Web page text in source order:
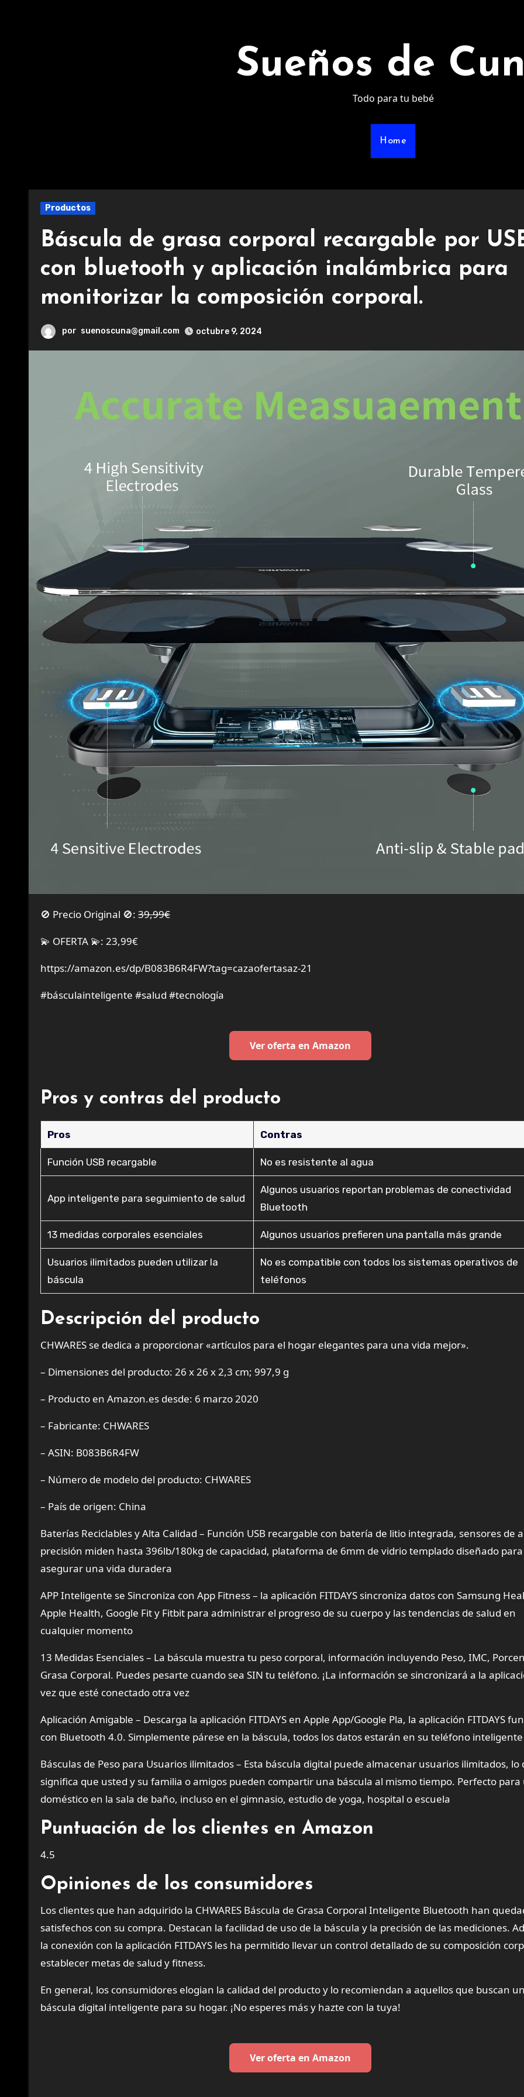
Sueños de
Todo para tu bebé
Home
Productos
Báscula de grasa corporal recargable por
con bluetooth y aplicación inalámbrica para
monitorizar la composición corporal.
por suenoscuna@gmail.com octubre 9, 2024
🚫 Precio Original 🚫: 39,99€
💫 OFERTA 💫: 23,99€
https://amazon.es/dp/B083B6R4FW?tag=cazaofertasaz-21
#básculainteligente #salud #tecnología
Ver oferta en Amazon
Pros y contras del producto
Pros Contras
Función USB recargable No es resistente al agua
App inteligente para seguimiento de salud
Algunos usuarios reportan problemas de conectividad
Bluetooth
13 medidas corporales esenciales Algunos usuarios prefieren una pantalla más grande
Usuarios ilimitados pueden utilizar la
báscula
No es compatible con todos los sistemas operativos de
teléfonos
Descripción del producto
CHWARES se dedica a proporcionar «artículos para el hogar elegantes para una vida mejor».
– Dimensiones del producto: 26 x 26 x 2,3 cm; 997,9 g
– Producto en Amazon.es desde: 6 marzo 2020
– Fabricante: CHWARES
– ASIN: B083B6R4FW
– Número de modelo del producto: CHWARES
– País de origen: China
Baterías Reciclables y Alta Calidad – Función USB recargable con batería de litio integrada, sensores de
precisión miden hasta 396lb/180kg de capacidad, plataforma de 6mm de vidrio templado diseñado para
asegurar una vida duradera
APP Inteligente se Sincroniza con App Fitness – la aplicación FITDAYS sincroniza datos con Samsung
Apple Health, Google Fit y Fitbit para administrar el progreso de su cuerpo y las tendencias de salud en
cualquier momento
13 Medidas Esenciales – La báscula muestra tu peso corporal, información incluyendo Peso, IMC,
Grasa Corporal. Puedes pesarte cuando sea SIN tu teléfono. ¡La información se sincronizará a la
vez que esté conectado otra vez
Aplicación Amigable – Descarga la aplicación FITDAYS en Apple App/Google Pla, la aplicación FITDAYS
con Bluetooth 4.0. Simplemente párese en la báscula, todos los datos estarán en su teléfono inteligente
Básculas de Peso para Usuarios ilimitados – Esta báscula digital puede almacenar usuarios ilimitados, lo
significa que usted y su familia o amigos pueden compartir una báscula al mismo tiempo. Perfecto para
doméstico en la sala de baño, incluso en el gimnasio, estudio de yoga, hospital o escuela
Puntuación de los clientes en Amazon
4.5
Opiniones de los consumidores
Los clientes que han adquirido la CHWARES Báscula de Grasa Corporal Inteligente Bluetooth han
satisfechos con su compra. Destacan la facilidad de uso de la báscula y la precisión de las mediciones.
la conexión con la aplicación FITDAYS les ha permitido llevar un control detallado de su composición
establecer metas de salud y fitness.
En general, los consumidores elogian la calidad del producto y lo recomiendan a aquellos que buscan
báscula digital inteligente para su hogar. ¡No esperes más y hazte con la tuya!
Ver oferta en Amazon